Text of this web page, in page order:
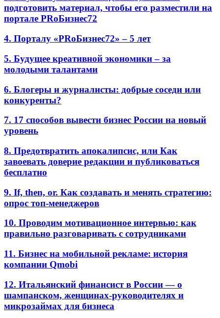
подготовить материал, чтобы его разместили на
портале PRоБизнес72
4. Порталу «PRоБизнес72» – 5 лет
5. Будущее креативной экономики – за
молодыми талантами
6. Блогеры и журналисты: добрые соседи или
конкуренты?
7. 17 способов вывести бизнес России на новый
уровень
8. Предотвратить апокалипсис, или Как
завоевать доверие редакции и публиковаться
бесплатно
9. If, then, or. Как создавать и менять стратегию:
опрос топ-менеджеров
10. Проводим мотивационное интервью: как
правильно разговаривать с сотрудниками
11. Бизнес на мобильной рекламе: история
компании Qmobi
12. Итальянский финансист в России — о
шампанском, женщинах-руководителях и
микрозаймах для бизнеса